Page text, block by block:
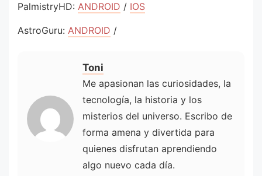
PalmistryHD: ANDROID / IOS
AstroGuru: ANDROID /
Toni
Me apasionan las curiosidades, la
tecnología, la historia y los
misterios del universo. Escribo de
forma amena y divertida para
quienes disfrutan aprendiendo
algo nuevo cada día.